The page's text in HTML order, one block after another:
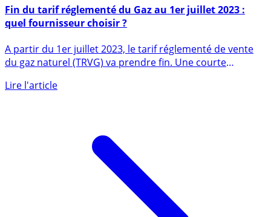
26 juin 2023
quel fournisseur choisir ?
du gaz naturel (TRVG) va prendre fin. Une courte